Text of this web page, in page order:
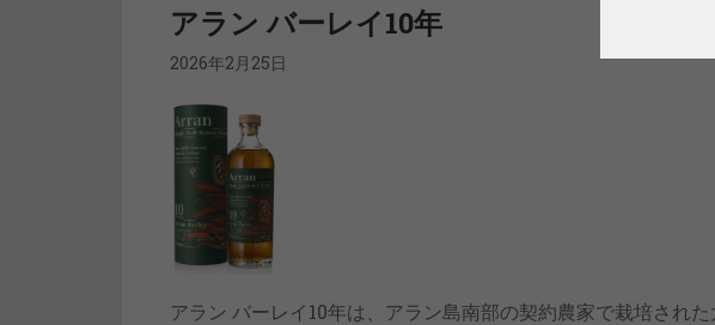
アラン バーレイ10年
2026年2月25日
アラン バーレイ10年は、アラン島南部の契約農家で栽培され